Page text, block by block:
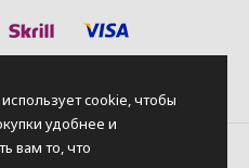
использует cookie, чтобы
удобнее и
вам то, что